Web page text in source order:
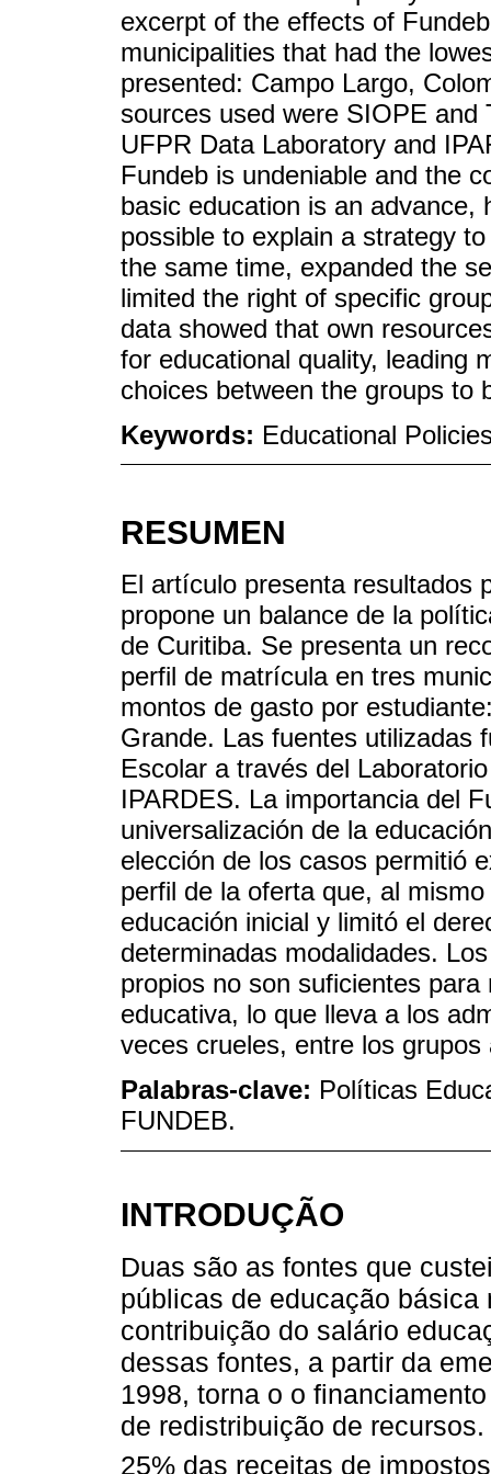
excerpt of the effects of
municipalities that had the
presented: Campo Largo,
sources used were SIOPE
UFPR Data Laboratory and
Fundeb is undeniable and the
basic education is an advance,
possible to explain a strategy
the same time, expanded the
limited the right of specific
data showed that own
for educational quality, leading
choices between the groups to
Keywords: Educational
RESUMEN
El artículo presenta resultados
propone un balance de la
de Curitiba. Se presenta un
perfil de matrícula en tres
montos de gasto por
Grande. Las fuentes utilizadas
Escolar a través del
IPARDES. La importancia del
universalización de la
elección de los casos permitió
perfil de la oferta que, al
educación inicial y limitó el
determinadas modalidades.
propios no son suficientes
educativa, lo que lleva a los
veces crueles, entre los grupos
Palabras-clave: Políticas
FUNDEB.
INTRODUÇÃO
Duas são as fontes que
públicas de educação
contribuição do salário
dessas fontes, a partir da
1998, torna o o
de redistribuição de
25% das receitas de impostos